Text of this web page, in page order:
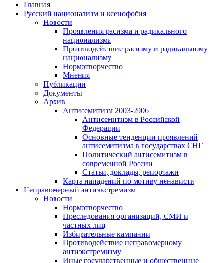
Главная
Русский национализм и ксенофобия
Новости
Проявления расизма и радикального
национализма
Противодействие расизму и радикальному
национализму
Нормотворчество
Мнения
Публикации
Документы
Архив
Антисемитизм 2003-2006
Антисемитизм в Российской
Федерации
Основные тенденции проявлений
антисемитизма в государствах СНГ
Политический антисемитизм в
современной России
Статьи, доклады, репортажи
Карта нападений по мотиву ненависти
Неправомерный антиэкстремизм
Новости
Нормотворчество
Преследования организаций, СМИ и
частных лиц
Избирательные кампании
Противодействие неправомерному
антиэкстремизму
Иные государственные и общественные